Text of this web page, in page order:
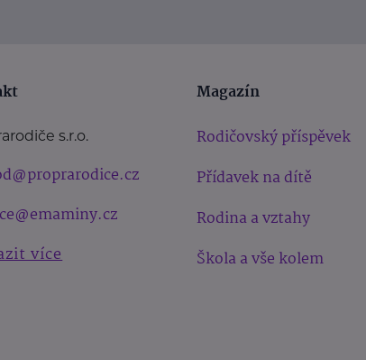
s.r.o.
více
Magazín
Rodičovský příspěvek
Přídavek na dítě
Rodina a vztahy
Škola a vše kolem